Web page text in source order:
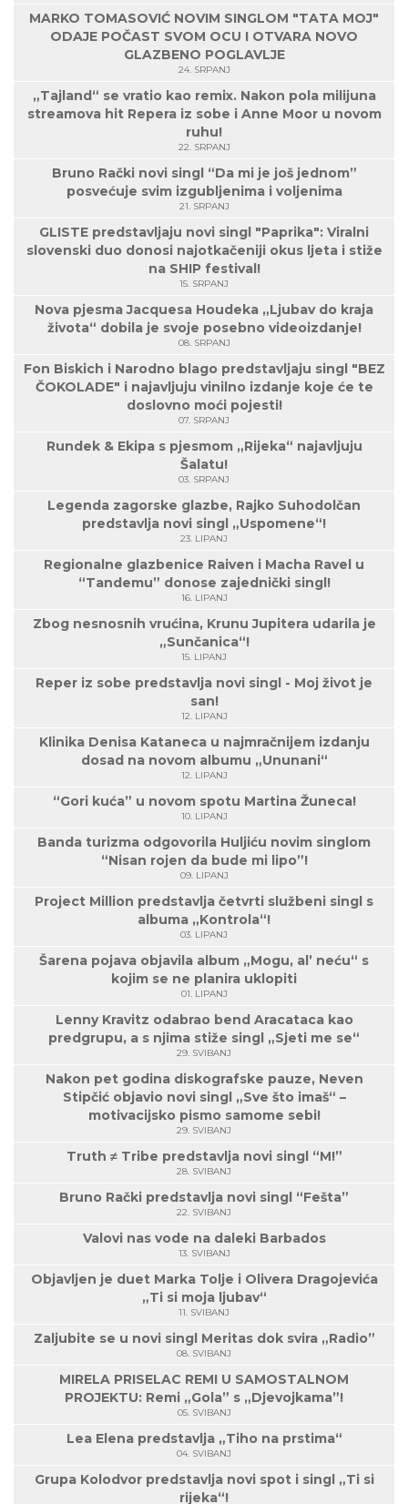
MARKO TOMASOVIĆ NOVIM SINGLOM "TATA MOJ"
ODAJE POČAST SVOM OCU I OTVARA NOVO
GLAZBENO POGLAVLJE
24. SRPANJ
„Tajland“ se vratio kao remix. Nakon pola milijuna
streamova hit Repera iz sobe i Anne Moor u novom
ruhu!
22. SRPANJ
Bruno Rački novi singl “Da mi je još jednom”
posvećuje svim izgubljenima i voljenima
21. SRPANJ
GLISTE predstavljaju novi singl "Paprika": Viralni
slovenski duo donosi najotkačeniji okus ljeta i stiže
na SHIP festival!
15. SRPANJ
Nova pjesma Jacquesa Houdeka „Ljubav do kraja
života“ dobila je svoje posebno videoizdanje!
08. SRPANJ
Fon Biskich i Narodno blago predstavljaju singl "BEZ
ČOKOLADE" i najavljuju vinilno izdanje koje će te
doslovno moći pojesti!
07. SRPANJ
Rundek & Ekipa s pjesmom „Rijeka“ najavljuju
Šalatu!
03. SRPANJ
Legenda zagorske glazbe, Rajko Suhodolčan
predstavlja novi singl „Uspomene“!
23. LIPANJ
Regionalne glazbenice Raiven i Macha Ravel u
“Tandemu” donose zajednički singl!
16. LIPANJ
Zbog nesnosnih vrućina, Krunu Jupitera udarila je
„Sunčanica“!
15. LIPANJ
Reper iz sobe predstavlja novi singl - Moj život je
san!
12. LIPANJ
Klinika Denisa Kataneca u najmračnijem izdanju
dosad na novom albumu „Ununani“
12. LIPANJ
“Gori kuća” u novom spotu Martina Žuneca!
10. LIPANJ
Banda turizma odgovorila Huljiću novim singlom
“Nisan rojen da bude mi lipo”!
09. LIPANJ
Project Million predstavlja četvrti službeni singl s
albuma „Kontrola“!
03. LIPANJ
Šarena pojava objavila album „Mogu, al’ neću“ s
kojim se ne planira uklopiti
01. LIPANJ
Lenny Kravitz odabrao bend Aracataca kao
predgrupu, a s njima stiže singl „Sjeti me se“
29. SVIBANJ
Nakon pet godina diskografske pauze, Neven
Stipčić objavio novi singl „Sve što imaš“ –
motivacijsko pismo samome sebi!
29. SVIBANJ
Truth ≠ Tribe predstavlja novi singl “M!”
28. SVIBANJ
Bruno Rački predstavlja novi singl “Fešta”
22. SVIBANJ
Valovi nas vode na daleki Barbados
13. SVIBANJ
Objavljen je duet Marka Tolje i Olivera Dragojevića
„Ti si moja ljubav“
11. SVIBANJ
Zaljubite se u novi singl Meritas dok svira „Radio”
08. SVIBANJ
MIRELA PRISELAC REMI U SAMOSTALNOM
PROJEKTU: Remi „Gola” s „Djevojkama”!
05. SVIBANJ
Lea Elena predstavlja „Tiho na prstima“
04. SVIBANJ
Grupa Kolodvor predstavlja novi spot i singl „Ti si
rijeka“!